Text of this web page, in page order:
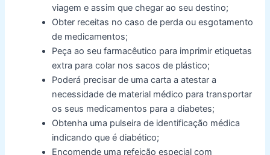
viagem e assim que chegar ao seu destino;
Obter receitas no caso de perda ou esgotamento
de medicamentos;
Peça ao seu farmacêutico para imprimir etiquetas
extra para colar nos sacos de plástico;
Poderá precisar de uma carta a atestar a
necessidade de material médico para transportar
os seus medicamentos para a diabetes;
Obtenha uma pulseira de identificação médica
indicando que é diabético;
Encomende uma refeição especial com